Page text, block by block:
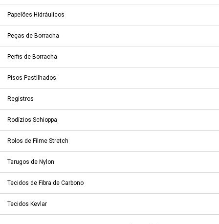
Papelões Hidráulicos
Peças de Borracha
Perfis de Borracha
Pisos Pastilhados
Registros
Rodízios Schioppa
Rolos de Filme Stretch
Tarugos de Nylon
Tecidos de Fibra de Carbono
Tecidos Kevlar